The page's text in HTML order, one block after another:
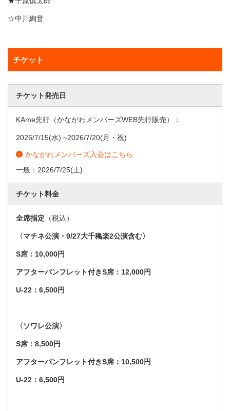
☆中川絢音
チケット
チケット発売日
KAme先行（かながわメンバーズWEB先行販売）：
2026/7/15(水) ~2026/7/20(月・祝)
かながわメンバーズ入会はこちら
一般： 2026/7/25(土)
チケット料金
全席指定 （税込）
〈マチネ公演・9/27大千穐楽2公演含む〉
S席：10,000円
アフターパンフレット付きS席：12,000円
U-22：6,500円
〈ソワレ公演〉
S席：8,500円
アフターパンフレット付きS席：10,500円
U-22：6,500円